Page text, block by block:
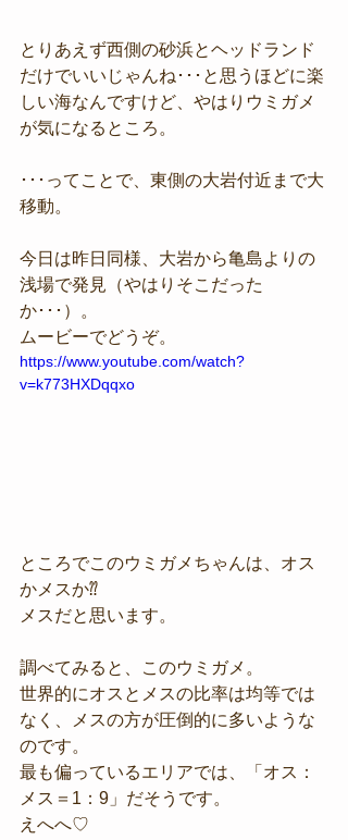
とりあえず西側の砂浜とヘッドランド
だけでいいじゃんね･･･と思うほどに楽
しい海なんですけど、やはりウミガメ
が気になるところ。
･･･ってことで、東側の大岩付近まで大
移動。
今日は昨日同様、大岩から亀島よりの
浅場で発見（やはりそこだった
か･･･）。
ムービーでどうぞ。
https://www.youtube.com/watch?
v=k773HXDqqxo
ところでこのウミガメちゃんは、オス
かメスか⁇
メスだと思います。
調べてみると、このウミガメ。
世界的にオスとメスの比率は均等では
なく、メスの方が圧倒的に多いような
のです。
最も偏っているエリアでは、「オス：
メス＝1：9」だそうです。
えへへ♡